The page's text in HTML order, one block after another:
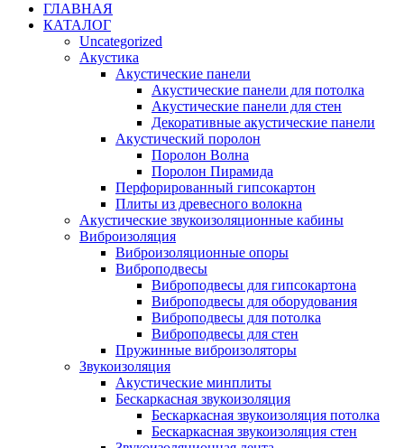
ГЛАВНАЯ
КАТАЛОГ
Uncategorized
Акустика
Акустические панели
Акустические панели для потолка
Акустические панели для стен
Декоративные акустические панели
Акустический поролон
Поролон Волна
Поролон Пирамида
Перфорированный гипсокартон
Плиты из древесного волокна
Акустические звукоизоляционные кабины
Виброизоляция
Виброизоляционные опоры
Виброподвесы
Виброподвесы для гипсокартона
Виброподвесы для оборудования
Виброподвесы для потолка
Виброподвесы для стен
Пружинные виброизоляторы
Звукоизоляция
Акустические минплиты
Бескаркасная звукоизоляция
Бескаркасная звукоизоляция потолка
Бескаркасная звукоизоляция стен